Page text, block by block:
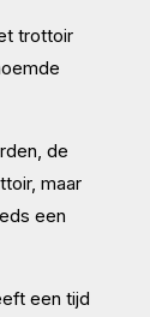
trottoir
de
maar
een
een tijd